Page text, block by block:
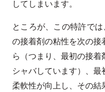
してしまいます。
ところが、この特許で
の接着剤の粘性を次の
ら（つまり、最初の接
シャバしています）、最
柔軟性が向上し、その結